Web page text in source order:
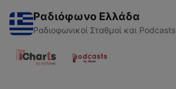
Ραδιόφωνο Ελλάδα
Ραδιοφωνικοί Σταθμοί και Podcasts